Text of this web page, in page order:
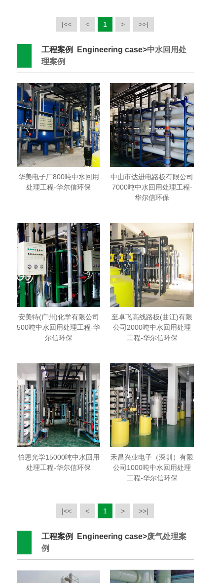
|<< < 1 > >>|
工程案例 Engineering case>中水回用处
理案例
华美电子厂800吨中水回用
处理工程-华尔信环保
中山市达进电路板有限公司
7000吨中水回用处理工程-
华尔信环保
安美特(广州)化学有限公司
500吨中水回用处理工程-华
尔信环保
至卓飞高线路板(曲江)有限
公司2000吨中水回用处理
工程-华尔信环保
伯恩光学15000吨中水回用
处理工程-华尔信环保
禾昌兴业电子（深圳）有限
公司1000吨中水回用处理
工程-华尔信环保
|<< < 1 > >>|
工程案例 Engineering case>废气处理案
例